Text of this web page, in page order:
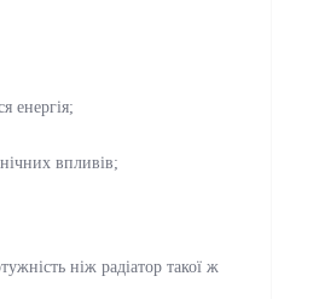
енергія;
впливів;
ніж радіатор такої ж